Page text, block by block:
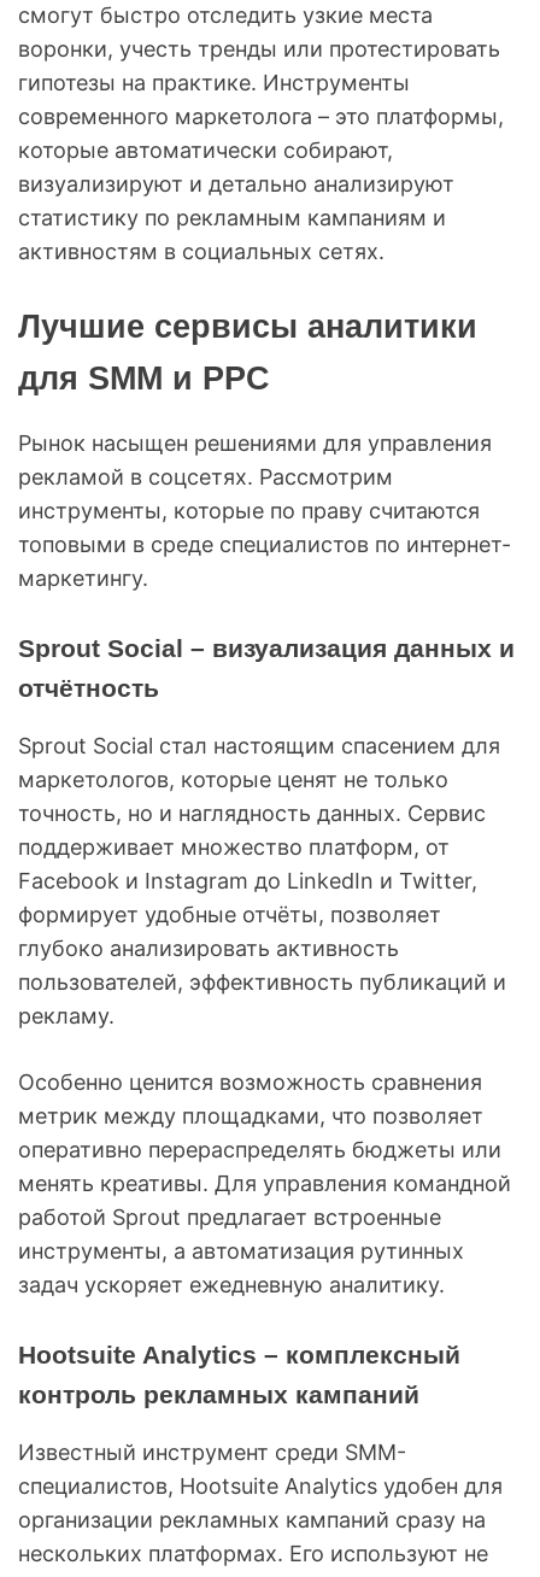
смогут быстро отследить узкие места
воронки, учесть тренды или протестировать
гипотезы на практике. Инструменты
современного маркетолога – это платформы,
которые автоматически собирают,
визуализируют и детально анализируют
статистику по рекламным кампаниям и
активностям в социальных сетях.
Лучшие сервисы аналитики
для SMM и PPC
Рынок насыщен решениями для управления
рекламой в соцсетях. Рассмотрим
инструменты, которые по праву считаются
топовыми в среде специалистов по интернет-
маркетингу.
Sprout Social – визуализация данных и
отчётность
Sprout Social стал настоящим спасением для
маркетологов, которые ценят не только
точность, но и наглядность данных. Сервис
поддерживает множество платформ, от
Facebook и Instagram до LinkedIn и Twitter,
формирует удобные отчёты, позволяет
глубоко анализировать активность
пользователей, эффективность публикаций и
рекламу.
Особенно ценится возможность сравнения
метрик между площадками, что позволяет
оперативно перераспределять бюджеты или
менять креативы. Для управления командной
работой Sprout предлагает встроенные
инструменты, а автоматизация рутинных
задач ускоряет ежедневную аналитику.
Hootsuite Analytics – комплексный
контроль рекламных кампаний
Известный инструмент среди SMM-
специалистов, Hootsuite Analytics удобен для
организации рекламных кампаний сразу на
нескольких платформах. Его используют не